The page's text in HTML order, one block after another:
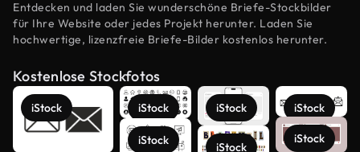
Entdecken und laden Sie wunderschöne Briefe-Stockbilder
für Ihre Website oder jedes Projekt herunter. Laden Sie
hochwertige, lizenzfreie Briefe-Bilder kostenlos herunter.
Kostenlose Stockfotos
iStock iStock
iStock
iStock
iStock
iStock
iStock